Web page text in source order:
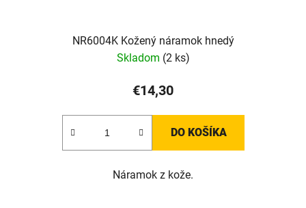
NR6004K Kožený náramok hnedý
Skladom (2 ks)
€14,30
DO KOŠÍKA
Náramok z kože.